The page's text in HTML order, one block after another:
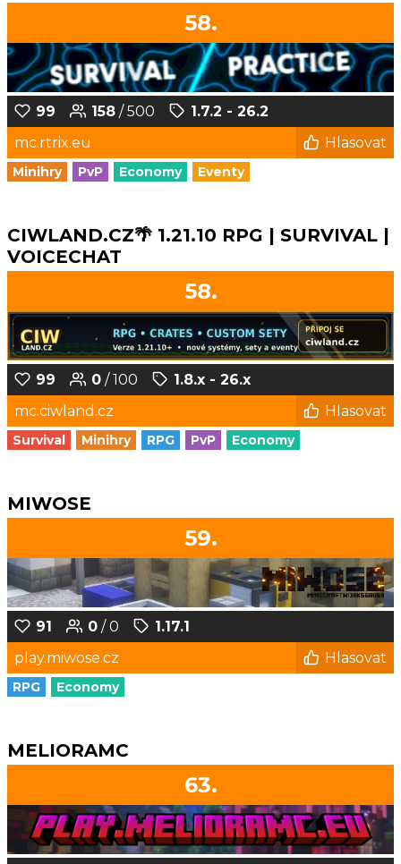
58.
99 158 / 500
1.7.2 - 26.2
mc.rtrix.eu
Hlasovat
Minihry PvP Economy Eventy
CIWLAND.CZ🌴 1.21.10 RPG | SURVIVAL |
VOICECHAT
58.
99 0 / 100
1.8.x - 26.x
mc.ciwland.cz
Hlasovat
Survival Minihry RPG PvP Economy
MIWOSE
59.
91 0 / 0
1.17.1
play.miwose.cz
Hlasovat
RPG Economy
MELIORAMC
63.